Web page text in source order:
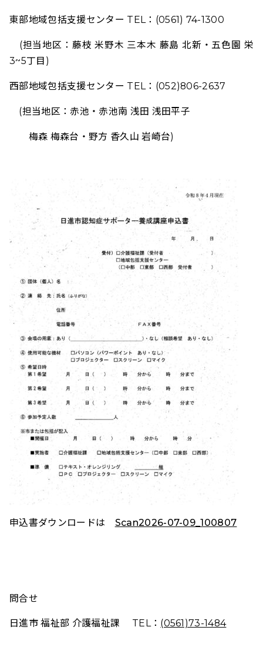
東部地域包括支援センター TEL：(0561) 74-1300
(担当地区：藤枝 米野木 三本木 藤島 北新・五色園 栄
3~5丁目)
西部地域包括支援センター TEL：(052)806-2637
(担当地区：赤池・赤池南 浅田 浅田平子
梅森 梅森台・野方 香久山 岩崎台)
申込書ダウンロードは Scan2026-07-09_100807
問合せ
日進市 福祉部 介護福祉課 TEL： (0561)73-1484